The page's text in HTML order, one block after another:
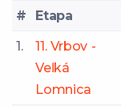
# Etapa
1.
11. Vrbov -
Veľká
Lomnica